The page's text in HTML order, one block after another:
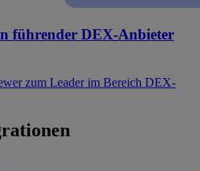
führender DEX-Anbieter
zum Leader im Bereich DEX-